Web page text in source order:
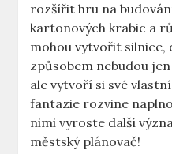
rozšířit hru na
kartonových krabic a
mohou vytvořit silnice,
způsobem nebudou
ale vytvoří si své
fantazie rozvine
nimi vyroste další
městský plánovač!